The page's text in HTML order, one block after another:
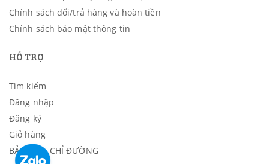
Chính sách đổi/trả hàng và hoàn tiền
Chính sách bảo mật thông tin
HỖ TRỢ
Tìm kiếm
Đăng nhập
Đăng ký
Giỏ hàng
BẢN ĐỒ - CHỈ ĐƯỜNG